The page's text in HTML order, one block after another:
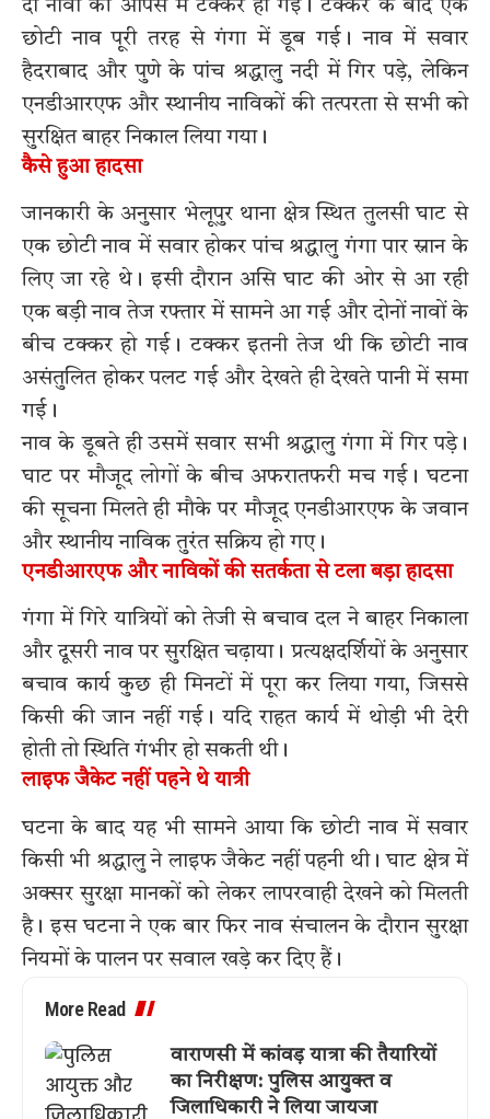
दो नावों की आपस में टक्कर हो गई। टक्कर के बाद एक
छोटी नाव पूरी तरह से गंगा में डूब गई। नाव में सवार
हैदराबाद और पुणे के पांच श्रद्धालु नदी में गिर पड़े, लेकिन
एनडीआरएफ और स्थानीय नाविकों की तत्परता से सभी को
सुरक्षित बाहर निकाल लिया गया।
कैसे हुआ हादसा
जानकारी के अनुसार भेलूपुर थाना क्षेत्र स्थित तुलसी घाट से
एक छोटी नाव में सवार होकर पांच श्रद्धालु गंगा पार स्नान के
लिए जा रहे थे। इसी दौरान असि घाट की ओर से आ रही
एक बड़ी नाव तेज रफ्तार में सामने आ गई और दोनों नावों के
बीच टक्कर हो गई। टक्कर इतनी तेज थी कि छोटी नाव
असंतुलित होकर पलट गई और देखते ही देखते पानी में समा
गई।
नाव के डूबते ही उसमें सवार सभी श्रद्धालु गंगा में गिर पड़े।
घाट पर मौजूद लोगों के बीच अफरातफरी मच गई। घटना
की सूचना मिलते ही मौके पर मौजूद एनडीआरएफ के जवान
और स्थानीय नाविक तुरंत सक्रिय हो गए।
एनडीआरएफ और नाविकों की सतर्कता से टला बड़ा हादसा
गंगा में गिरे यात्रियों को तेजी से बचाव दल ने बाहर निकाला
और दूसरी नाव पर सुरक्षित चढ़ाया। प्रत्यक्षदर्शियों के अनुसार
बचाव कार्य कुछ ही मिनटों में पूरा कर लिया गया, जिससे
किसी की जान नहीं गई। यदि राहत कार्य में थोड़ी भी देरी
होती तो स्थिति गंभीर हो सकती थी।
लाइफ जैकेट नहीं पहने थे यात्री
घटना के बाद यह भी सामने आया कि छोटी नाव में सवार
किसी भी श्रद्धालु ने लाइफ जैकेट नहीं पहनी थी। घाट क्षेत्र में
अक्सर सुरक्षा मानकों को लेकर लापरवाही देखने को मिलती
है। इस घटना ने एक बार फिर नाव संचालन के दौरान सुरक्षा
नियमों के पालन पर सवाल खड़े कर दिए हैं।
More Read
वाराणसी में कांवड़ यात्रा की तैयारियों
का निरीक्षण: पुलिस आयुक्त व
जिलाधिकारी ने लिया जायजा